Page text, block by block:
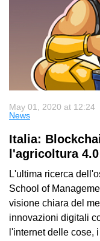
May 01, 2020 at 12:24
News
Italia:
l'agricoltura 4.0
L'ultima ricerca
School of
visione chiara del
innovazioni digitali
l'internet delle cose,